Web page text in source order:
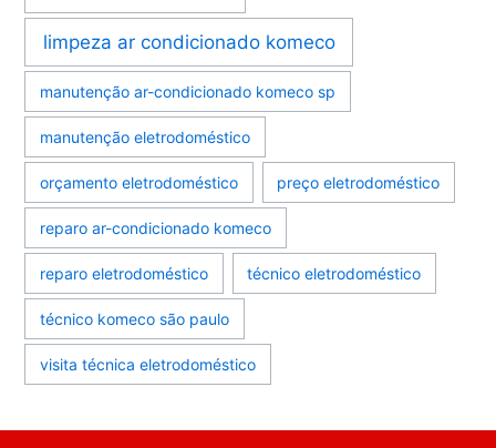
limpeza ar condicionado komeco
manutenção ar-condicionado komeco sp
manutenção eletrodoméstico
orçamento eletrodoméstico preço eletrodoméstico
reparo ar-condicionado komeco
reparo eletrodoméstico técnico eletrodoméstico
técnico komeco são paulo
visita técnica eletrodoméstico